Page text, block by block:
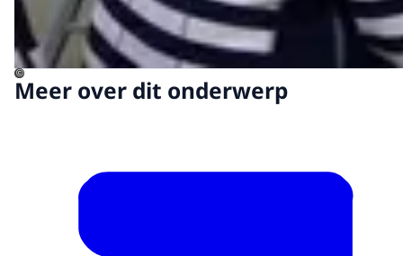
©
Meer over dit onderwerp